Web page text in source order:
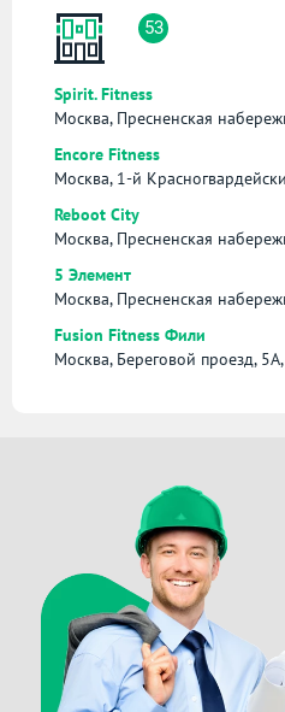
53
Spirit. Fitness
Москва, Пресненская
Encore Fitness
Москва, 1-й
Reboot City
Москва, Пресненская
5 Элемент
Москва, Пресненская
Fusion Fitness Фили
Москва, Береговой проезд,